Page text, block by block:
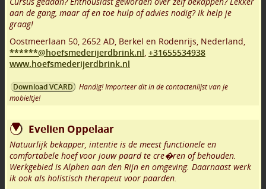
aan de gang, maar af en toe hulp of advies nodig? Ik help je
graag!
Oostmeerlaan 50, 2652 AD, Berkel en Rodenrijs, Nederland,
******@hoefsmederijerdbrink.nl, +31655534938
www.hoefsmederijerdbrink.nl
Download VCARD
Handig! Importeer dit in de contactenlijst van je
mobieltje!
Evelien Oppelaar
Natuurlijk bekapper, intentie is de meest functionele en
comfortabele hoef voor jouw paard te cre�ren of behouden.
Werkgebied is Alphen aan den Rijn en omgeving. Daarnaast werk
ik ook als holistisch therapeut voor paarden.